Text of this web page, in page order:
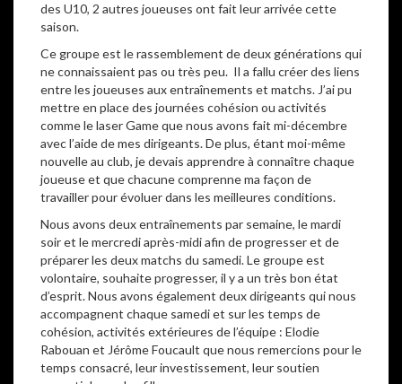
des U10, 2 autres joueuses ont fait leur arrivée cette
saison.
Ce groupe est le rassemblement de deux générations qui
ne connaissaient pas ou très peu. Il a fallu créer des liens
entre les joueuses aux entraînements et matchs. J’ai pu
mettre en place des journées cohésion ou activités
comme le laser Game que nous avons fait mi-décembre
avec l’aide de mes dirigeants. De plus, étant moi-même
nouvelle au club, je devais apprendre à connaître chaque
joueuse et que chacune comprenne ma façon de
travailler pour évoluer dans les meilleures conditions.
Nous avons deux entraînements par semaine, le mardi
soir et le mercredi après-midi afin de progresser et de
préparer les deux matchs du samedi. Le groupe est
volontaire, souhaite progresser, il y a un très bon état
d’esprit. Nous avons également deux dirigeants qui nous
accompagnent chaque samedi et sur les temps de
cohésion, activités extérieures de l’équipe : Elodie
Rabouan et Jérôme Foucault que nous remercions pour le
temps consacré, leur investissement, leur soutien